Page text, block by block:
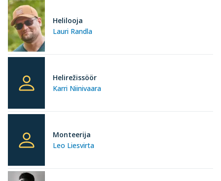
Lauri Randla
Helilooja
Karri Niinivaara
Helirežissöör
Leo Liesvirta
Monteerija